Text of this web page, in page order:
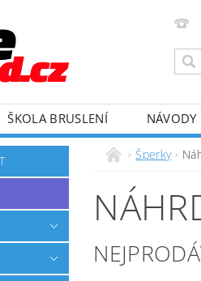
ŠKOLA BRUSLENÍ NÁVODY
PODMÍNKY Šperky